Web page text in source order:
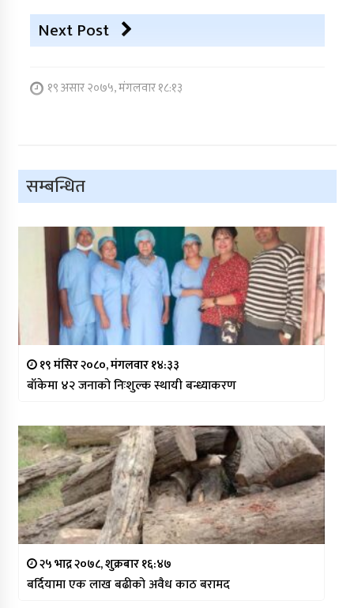
Next Post
१९ असार २०७५, मंगलवार १८:१३
सम्बन्धित
१९ मंसिर २०८०, मंगलवार १४:३३
बाँकेमा ४२ जनाको निःशुल्क स्थायी बन्ध्याकरण
२५ भाद्र २०७८, शुक्रबार १६:४७
बर्दियामा एक लाख बढीको अवैध काठ बरामद